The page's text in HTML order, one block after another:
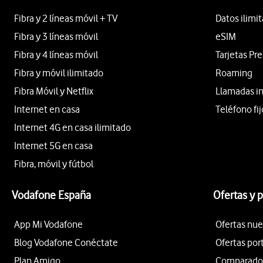
Fibra y 2 líneas móvil + TV
Fibra y 3 líneas móvil
Fibra y 4 líneas móvil
Fibra y móvil ilimitado
Fibra Móvil y Netflix
Internet en casa
Internet 4G en casa ilimitado
Internet 5G en casa
Fibra, móvil y fútbol
Datos
eSIM
Tarjetas
Roaming
Llamadas
Teléfono
Vodafone España
App Mi Vodafone
Blog Vodafone Conéctate
Plan Amigo
Ofertas y
Ofertas
Ofertas